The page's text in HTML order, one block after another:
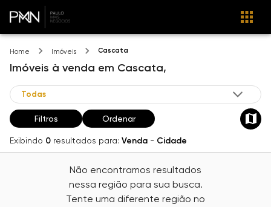
Home Imóveis Cascata
Imóveis à venda em Cascata,
Filtros Ordenar
Exibindo 0 resultados para: Venda - Cidade
Não encontramos resultados
nessa região para sua busca.
Tente uma diferente região no